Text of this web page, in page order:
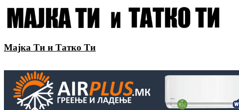
Мајка Ти и Татко Ти